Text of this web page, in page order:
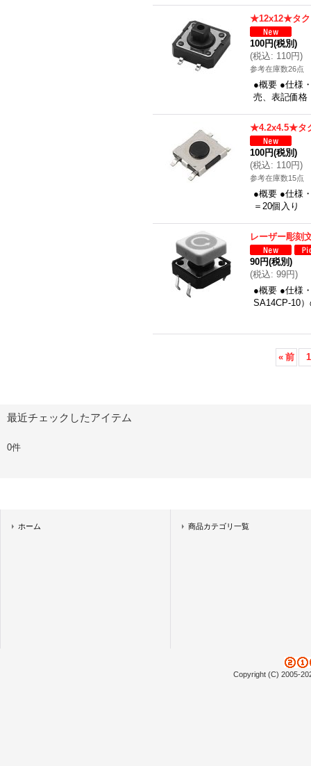
★12x12★タク
100円(税別)
(税込: 110円)
参考在庫数26点
●概要 ●仕様
売、表記価格
★4.2x4.5★タ
100円(税別)
(税込: 110円)
参考在庫数15点
●概要 ●仕様
＝20個入り
レーザー彫刻
90円(税別)
(税込: 99円)
●概要 ●仕様
SA14CP-10
« 前 1
最近チェックしたアイテム
0件
ホーム 商品カテゴリ一覧
Copyright (C) 2005-